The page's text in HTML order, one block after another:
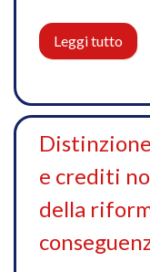
Leggi tutto
e crediti
della